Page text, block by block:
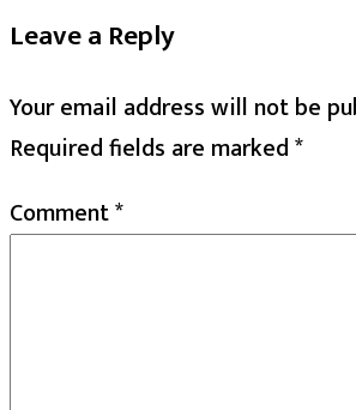
Leave a Reply
Your email address will not be
Required fields are marked*
Comment*